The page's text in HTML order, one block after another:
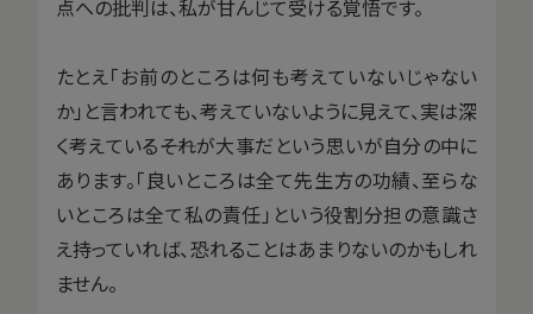
点への批判は、私が甘んじて受ける覚悟です。
たとえ「お前のところは何も考えていないじゃない
か」と言われても、考えていないように見えて、実は深
く考えている――それが大事だという思いが自分の中に
あります。「良いところは全て先生方の功績、至らな
いところは全て私の責任」という役割分担の意識さ
え持っていれば、恐れることはあまりないのかもしれ
ません。